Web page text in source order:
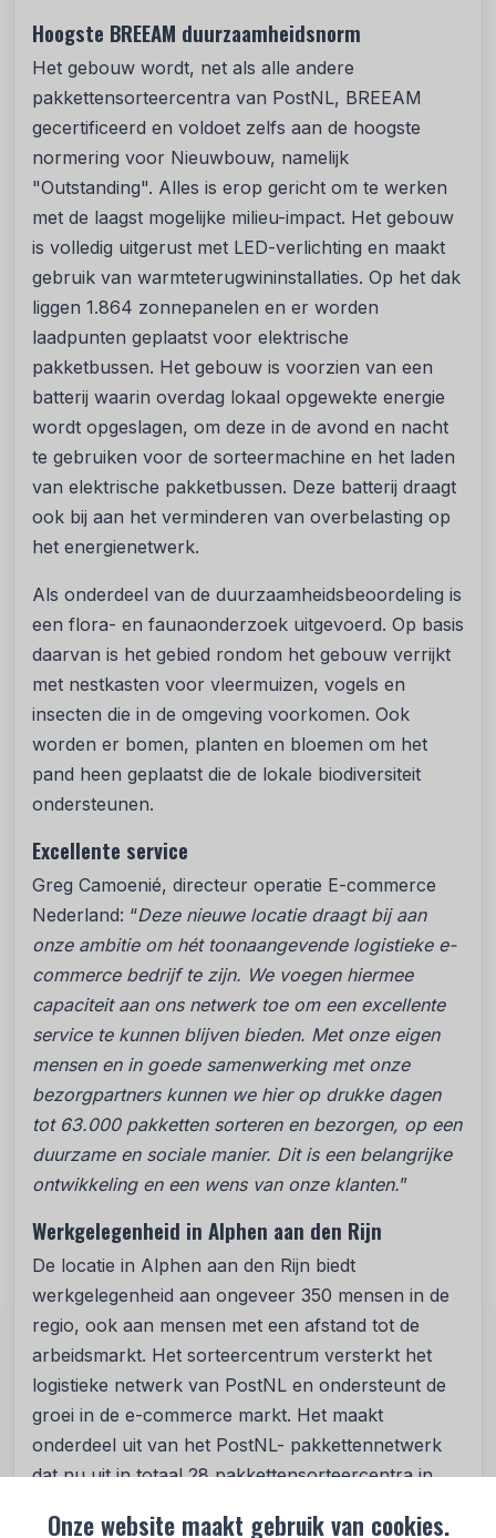
Onze website maakt gebruik van cookies.
Hoogste BREEAM duurzaamheidsnorm
Het gebouw wordt, net als alle andere
pakkettensorteercentra van PostNL, BREEAM
gecertificeerd en voldoet zelfs aan de hoogste
normering voor Nieuwbouw, namelijk
"Outstanding". Alles is erop gericht om te werken
met de laagst mogelijke milieu-impact. Het gebouw
is volledig uitgerust met LED-verlichting en maakt
gebruik van warmteterugwininstallaties. Op het dak
liggen 1.864 zonnepanelen en er worden
laadpunten geplaatst voor elektrische
pakketbussen. Het gebouw is voorzien van een
batterij waarin overdag lokaal opgewekte energie
wordt opgeslagen, om deze in de avond en nacht
te gebruiken voor de sorteermachine en het laden
van elektrische pakketbussen. Deze batterij draagt
ook bij aan het verminderen van overbelasting op
het energienetwerk.
Als onderdeel van de duurzaamheidsbeoordeling is
een flora- en faunaonderzoek uitgevoerd. Op basis
daarvan is het gebied rondom het gebouw verrijkt
met nestkasten voor vleermuizen, vogels en
insecten die in de omgeving voorkomen. Ook
worden er bomen, planten en bloemen om het
pand heen geplaatst die de lokale biodiversiteit
ondersteunen.
Excellente service
Greg Camoenié, directeur operatie E-commerce
Nederland: “Deze nieuwe locatie draagt bij aan
onze ambitie om hét toonaangevende logistieke e-
commerce bedrijf te zijn. We voegen hiermee
capaciteit aan ons netwerk toe om een excellente
service te kunnen blijven bieden. Met onze eigen
mensen en in goede samenwerking met onze
bezorgpartners kunnen we hier op drukke dagen
tot 63.000 pakketten sorteren en bezorgen, op een
duurzame en sociale manier. Dit is een belangrijke
ontwikkeling en een wens van onze klanten.”
Werkgelegenheid in Alphen aan den Rijn
De locatie in Alphen aan den Rijn biedt
werkgelegenheid aan ongeveer 350 mensen in de
regio, ook aan mensen met een afstand tot de
arbeidsmarkt. Het sorteercentrum versterkt het
logistieke netwerk van PostNL en ondersteunt de
groei in de e-commerce markt. Het maakt
onderdeel uit van het PostNL- pakkettennetwerk
dat nu uit in totaal 28 pakkettensorteercentra in